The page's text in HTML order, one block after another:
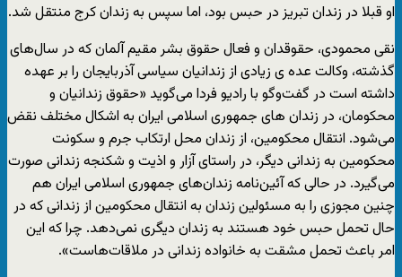
او قبلا در زندان تبریز در حبس بود، اما سپس به زندان کرج منتقل شد.
نقی محمودی، حقوقدان و فعال حقوق بشر مقیم آلمان که در سال‌های
گذشته، وکالت عده ی زیادی از زندانیان سیاسی آذربایجان را بر عهده
داشته است در گفت‌وگو با رادیو فردا می‌گوید «حقوق زندانیان و
محکومان، در زندان های جمهوری اسلامی ایران به اشکال مختلف نقض
می‌شود. انتقال محکومین، از زندان محل ارتکاب جرم و سکونت
محکومین به زندانی دیگر، در راستای آزار و اذیت و شکنجه زندانی صورت
می‌گیرد. در حالی که آئین‌نامه زندان‌های جمهوری اسلامی ایران هم
چنین مجوزی را به مسئولین زندان به انتقال محکومین از زندانی که در
حال تحمل حبس خود هستند به زندان دیگری نمی‌دهد. چرا که این
امر باعث تحمل مشقت به خانواده زندانی در ملاقات‌هاست».